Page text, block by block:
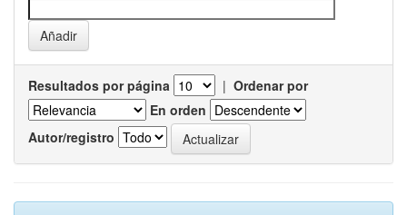
Resultados por página | Ordenar por
En orden
Autor/registro